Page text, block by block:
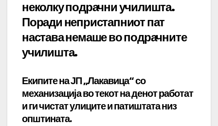
неколку подрачни училишта.
Поради непристапниот пат
настава немаше во подрачните
училишта.
Екипите на ЈП „Лакавица“ со
механизација во текот на денот работат
и ги чистат улиците и патиштата низ
општината.